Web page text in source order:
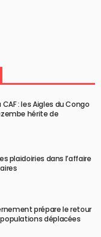
: les Aigles du Congo
hérite de
plaidoiries dans l’affaire
prépare le retour
déplacées